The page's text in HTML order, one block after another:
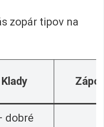
zopár tipov na
Klady
dobré